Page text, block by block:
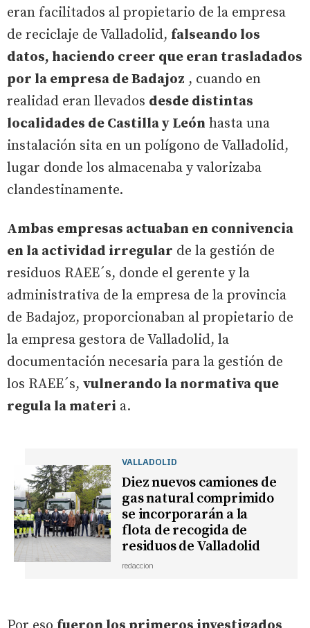
eran facilitados al propietario de la empresa
de reciclaje de Valladolid, falseando los
datos, haciendo creer que eran trasladados
por la empresa de Badajoz , cuando en
realidad eran llevados desde distintas
localidades de Castilla y León hasta una
instalación sita en un polígono de Valladolid,
lugar donde los almacenaba y valorizaba
clandestinamente.
Ambas empresas actuaban en connivencia
en la actividad irregular de la gestión de
residuos RAEE´s, donde el gerente y la
administrativa de la empresa de la provincia
de Badajoz, proporcionaban al propietario de
la empresa gestora de Valladolid, la
documentación necesaria para la gestión de
los RAEE´s, vulnerando la normativa que
regula la materi a.
VALLADOLID
Diez nuevos camiones de
gas natural comprimido
se incorporarán a la
flota de recogida de
residuos de Valladolid
redaccion